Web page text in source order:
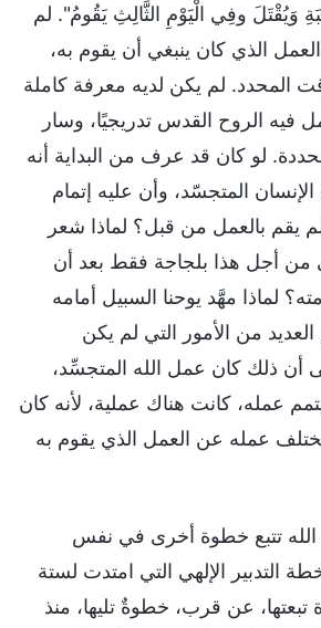
وَيُقْتَلَ وفِي الْيَوْمِ الثَّالِثِ يَقُومُ". لم
الذي كان ينبغي أن يقوم به،
المحدد. لم يكن لديه معرفة كاملة
فيه الروح القدس تدريجيًا، وسار
لو كان قد عرف من البداية أنه
الإنسان المتجسّد، وأن عليه إتمام
يقم بالعمل من قبل؟ لماذا شعر
أجل هذا بلجاجة فقط بعد أن
لماذا مهَّد يوحنا السبيل أمامه
من الأمور التي لم يكن
أن ذلك كان عمل الله المتجسِّد،
عمله، كانت هناك عملية، لأنه كان
عمله عن العمل الذي يقوم به
تتبع خطوة أخرى في نفس
التدبير الإلهي التي امتدت لستة
عن قرب، خطوةٌ تليها، منذ